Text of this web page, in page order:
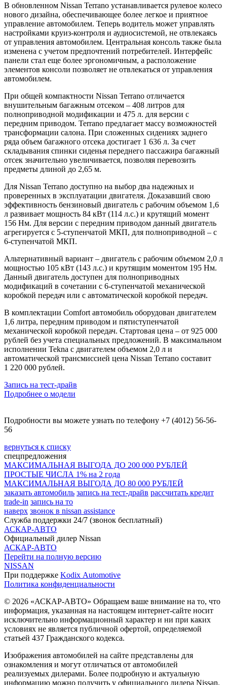
В обновленном Nissan Terrano устанавливается рулевое колесо
нового дизайна, обеспечивающее более легкое и приятное
управление автомобилем. Теперь водитель может управлять
настройками круиз-контроля и аудиосистемой, не отвлекаясь
от управления автомобилем. Центральная консоль также была
изменена с учетом предпочтений потребителей. Интерфейс
панели стал еще более эргономичным, а расположение
элементов консоли позволяет не отвлекаться от управления
автомобилем.
При общей компактности Nissan Terrano отличается
внушительным багажным отсеком – 408 литров для
полноприводной модификации и 475 л. для версии с
передним приводом. Terrano предлагает массу возможностей
трансформации салона. При сложенных сидениях заднего
ряда объем багажного отсека достигает 1 636 л. За счет
складывания спинки сиденья переднего пассажира багажный
отсек значительно увеличивается, позволяя перевозить
предметы длиной до 2,65 м.
Для Nissan Terrano доступно на выбор два надежных и
проверенных в эксплуатации двигателя. Доказавший свою
эффективность бензиновый двигатель с рабочим объемом 1,6
л развивает мощность 84 кВт (114 л.с.) и крутящий момент
156 Нм. Для версии с передним приводом данный двигатель
агрегируется с 5-ступенчатой МКП, для полноприводной – с
6-ступенчатой МКП.
Альтернативный вариант – двигатель с рабочим объемом 2,0 л
мощностью 105 кВт (143 л.с.) и крутящим моментом 195 Нм.
Данный двигатель доступен для полноприводных
модификаций в сочетании с 6-ступенчатой механической
коробкой передач или с автоматической коробкой передач.
В комплектации Comfort автомобиль оборудован двигателем
1,6 литра, передним приводом и пятиступенчатой
механической коробкой передач. Стартовая цена – от 925 000
рублей без учета специальных предложений. В максимальном
исполнении Tekna с двигателем объемом 2,0 л и
автоматической трансмиссией цена Nissan Terrano составит
1 220 000 рублей.
Запись на тест-драйв
Подробнее о модели
Подробности вы можете узнать по телефону +7 (4012) 56-56-
56
вернуться к списку
спецпредложения
МАКСИМАЛЬНАЯ ВЫГОДА ДО 200 000 РУБЛЕЙ
ПРОСТЫЕ ЧИСЛА 1% на 2 года
МАКСИМАЛЬНАЯ ВЫГОДА ДО 80 000 РУБЛЕЙ
заказать автомобиль запись на тест-драйв рассчитать кредит
trade-in запись на то
наверх звонок в nissan assistance
Служба поддержки 24/7 (звонок бесплатный)
АСКАР-АВТО
Официальный дилер Nissan
АСКАР-АВТО
Перейти на полную версию
NISSAN
При поддержке Kodix Automotive
Политика конфиденциальности
© 2026 «АСКАР-АВТО» Обращаем ваше внимание на то, что
информация, указанная на настоящем интернет-сайте носит
исключительно информационный характер и ни при каких
условиях не является публичной офертой, определяемой
статьей 437 Гражданского кодекса.
Изображения автомобилей на сайте представлены для
ознакомления и могут отличаться от автомобилей
реализуемых дилерами. Более подробную и актуальную
информацию можно получить у официального дилера Nissan.